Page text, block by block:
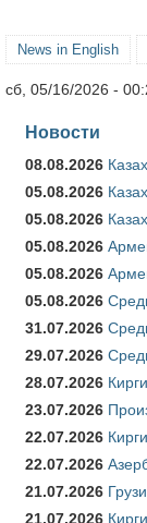
News in English
сб, 05/16/2026 -
Новости
08.08.2026
05.08.2026
05.08.2026
05.08.2026
05.08.2026
05.08.2026
31.07.2026
29.07.2026
28.07.2026
23.07.2026
22.07.2026
22.07.2026
21.07.2026
21.07.2026